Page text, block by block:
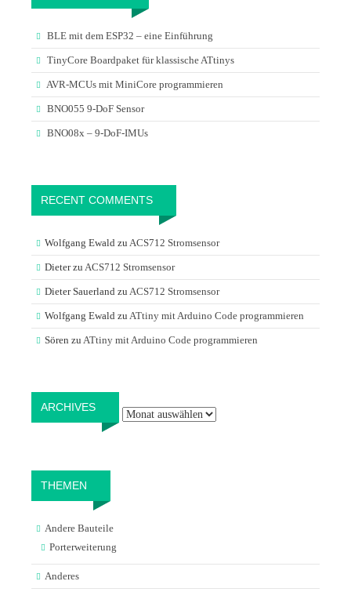
BLE mit dem ESP32 – eine Einführung
TinyCore Boardpaket für klassische ATtinys
AVR-MCUs mit MiniCore programmieren
BNO055 9-DoF Sensor
BNO08x – 9-DoF-IMUs
RECENT COMMENTS
Wolfgang Ewald zu ACS712 Stromsensor
Dieterzu ACS712 Stromsensor
Dieter Sauerland zu ACS712 Stromsensor
Wolfgang Ewald zu ATtiny mit Arduino Code programmieren
Sören zu ATtiny mit Arduino Code programmieren
ARCHIVES
THEMEN
Andere Bauteile
Porterweiterung
Anderes